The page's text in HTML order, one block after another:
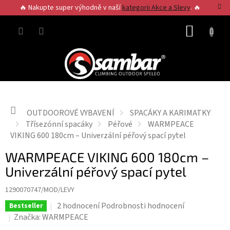
na
obsah
🔥 Nakupte super výhodně v našíkategorii Akce a Slevy. 🔥
Domů
OUTDOOROVÉ VYBAVENÍ
SPACÁKY A KARIMATKY
Třísezónní spacáky
Péřové
WARMPEACE
VIKING 600 180cm – Univerzální péřový spací pytel
WARMPEACE VIKING 600 180cm –
Univerzální péřový spací pytel
1290070747/MOD/LEVY
Bestseller
Průměrné
hodnocení
2 hodnocení Podrobnosti hodnocení
Značka:WARMPEACE